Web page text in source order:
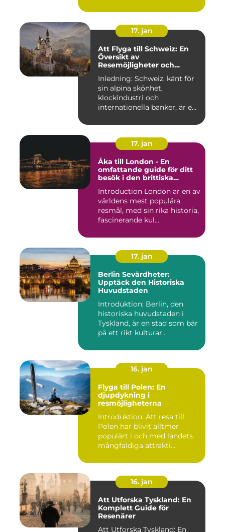
17. jan
Att Flyga till Schweiz: En
Översikt av
Resemöjligheter och
Nackdelar
Inledning: Schweiz, känt för
sin alpina skönhet,
klockindustri och
internationella banker, är en
17. jan
Åka till London - En
omfattande guide för ditt
besök i den brittiska
Introduction London är en av
världens mest populära
resmål, med sin rika historia,
fascinerande kul...
17. jan
Berlin Sevärdheter:
Upptäck den Historiska
Huvudstaden
Introduktion: Berlin, den
historiska huvudstaden i
Tyskland, är en stad som bär
på ett rikt kulturar...
16. jan
Flyga till Polen: En
djupdykning i
resmöjligheterna
Introduktion: Att resa till
Polen har blivit alltmer
populärt i och med landets
mångfaldiga attrakti...
16. jan
Att Utforska Tyskland: En
Komplett Guide för
Resenärer
Att Utforska Tyskland: En